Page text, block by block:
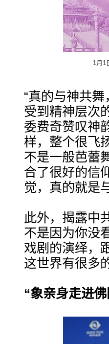
1月1
“真的与神共
受到精神层次
委费奇赞叹神
样，整个很飞
不是一般芭蕾
合了很好的信
觉，真的就是
此外，揭露中
不是因为你没
戏剧的演绎，
这世界有很多
“象亲身走进